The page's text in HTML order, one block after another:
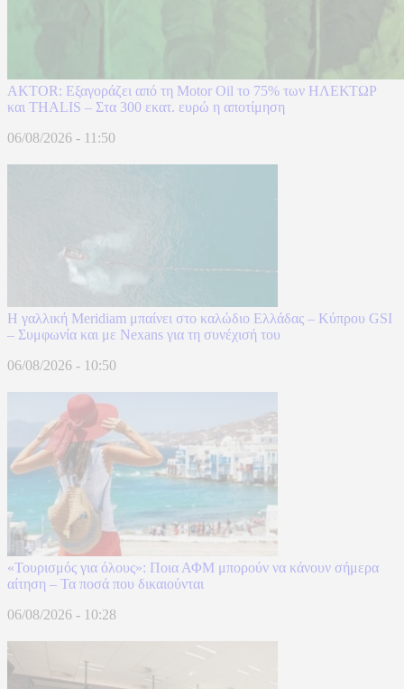
AKTOR: Εξαγοράζει από τη Motor Oil το 75% των ΗΛΕΚΤΩΡ
και THALIS – Στα 300 εκατ. ευρώ η αποτίμηση
06/08/2026 - 11:50
Η γαλλική Meridiam μπαίνει στο καλώδιο Ελλάδας – Κύπρου GSI
– Συμφωνία και με Nexans για τη συνέχισή του
06/08/2026 - 10:50
«Τουρισμός για όλους»: Ποια ΑΦΜ μπορούν να κάνουν σήμερα
αίτηση – Τα ποσά που δικαιούνται
06/08/2026 - 10:28